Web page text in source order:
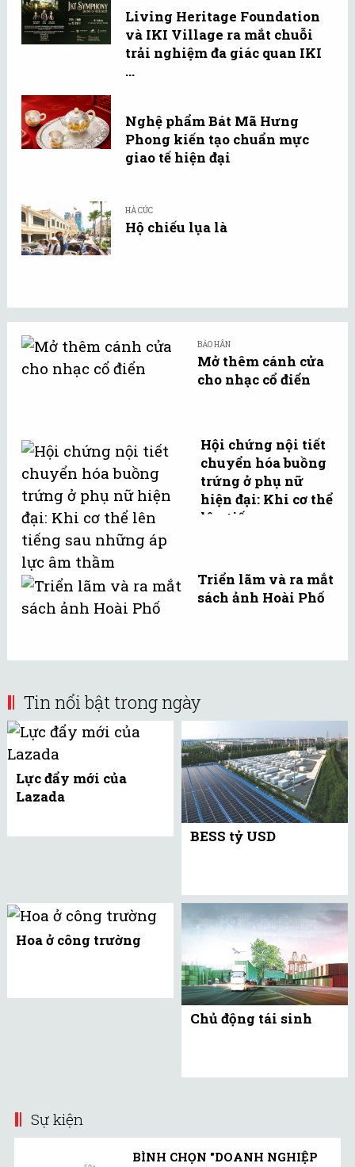
Living Heritage Foundation
và IKI Village ra mắt chuỗi
trải nghiệm đa giác quan IKI
...
Nghệ phẩm Bát Mã Hưng
Phong kiến tạo chuẩn mực
giao tế hiện đại
HÀ CÚC
Hộ chiếu lụa là
BẢO HÂN
Mở thêm cánh cửa
cho nhạc cổ điển
Hội chứng nội tiết
chuyển hóa buồng
trứng ở phụ nữ
hiện đại: Khi cơ thể
lên tiếng sau
Triển lãm và ra mắt
sách ảnh Hoài Phố
Tin nổi bật trong ngày
Lực đẩy mới của
Lazada
BESS tỷ USD
Hoa ở công trường
Chủ động tái sinh
Sự kiện
BÌNH CHỌN "DOANH NGHIỆP